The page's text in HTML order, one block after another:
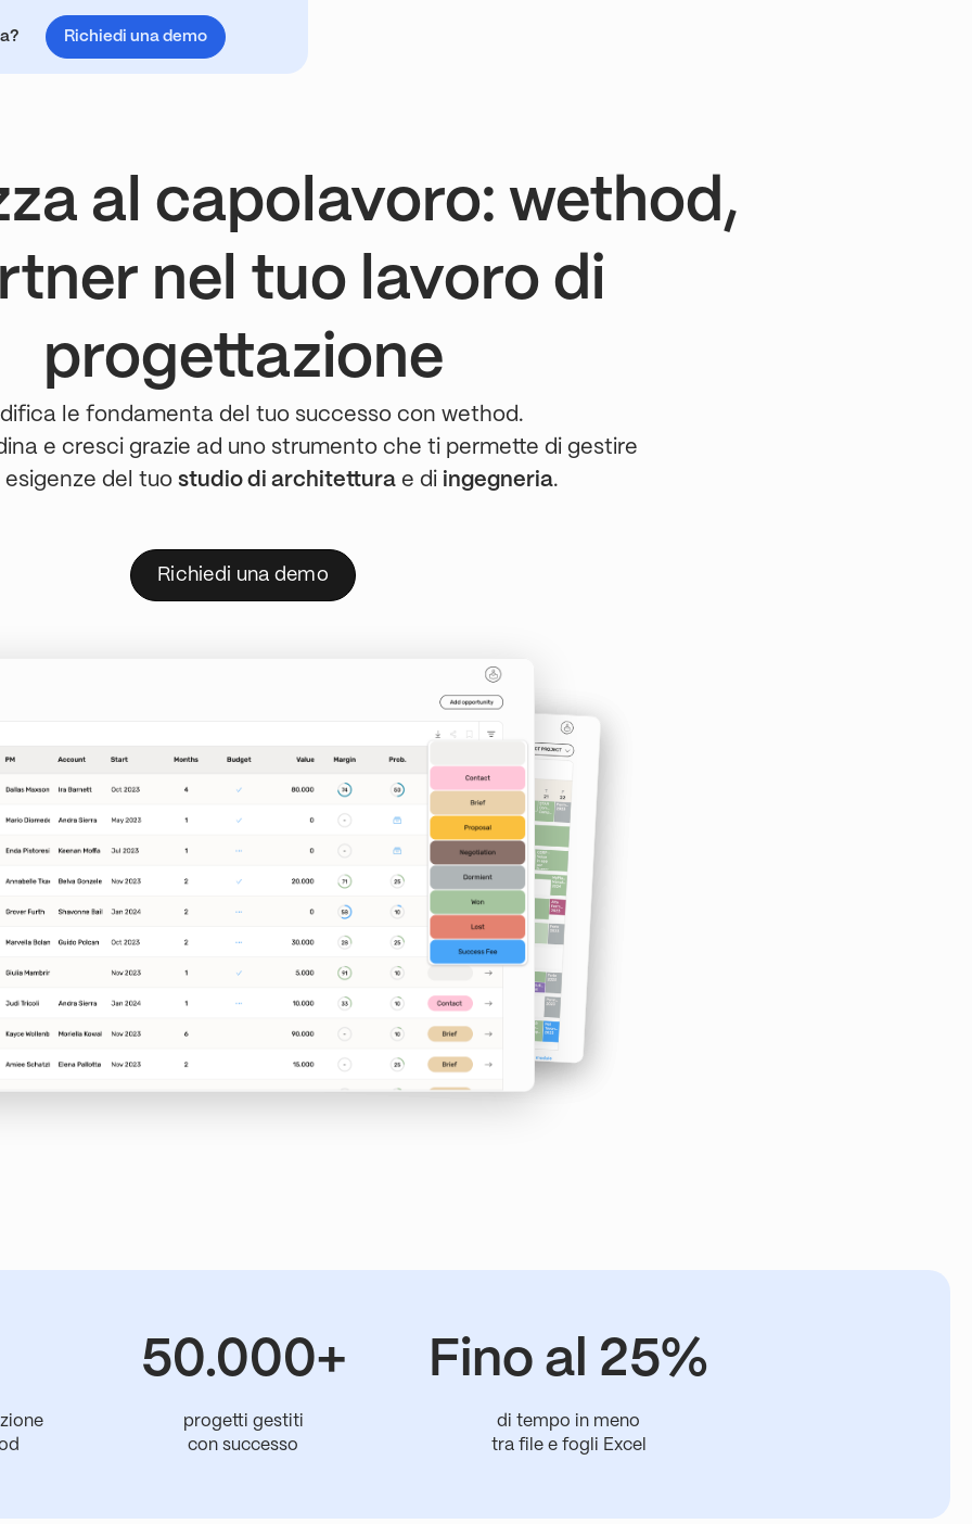
Richiedi una demo
al capolavoro: wethod,
nel tuo lavoro di
progettazione
le fondamenta del tuo successo con wethod.
e cresci grazie ad uno strumento che ti permette di gestire
del tuo studio di architetturae di ingegneria.
Richiedi una demo
50.000+
progetti gestiti
con successo
Fino al 25%
di tempo in meno
tra file e fogli Excel